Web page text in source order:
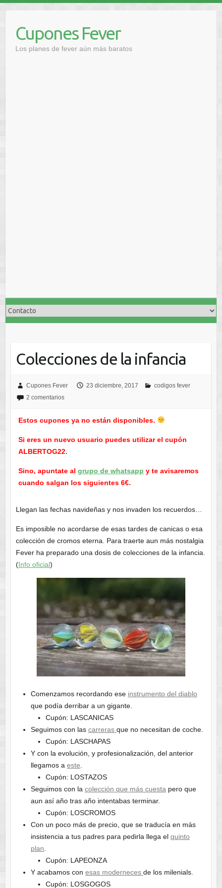
contenidoCupones Fever
Los planes de fever aún más baratos
Colecciones de la infancia
Cupones Fever 23 diciembre, 2017
codigos fever
2 comentarios
Estos cupones ya no están disponibles.
Si eres un nuevo usuario puedes utilizar el cupón
ALBERTOG22.
Sino, apuntate al grupo de whatsapp y te avisaremos
cuando salgan los siguientes 6€.
Llegan las fechas navideñas y nos invaden los recuerdos…
Es imposible no acordarse de esas tardes de canicas o esa
colección de cromos eterna. Para traerte aun más nostalgia
Fever ha preparado una dosis de colecciones de la infancia.
(Info oficial)
Comenzamos recordando ese instrumento del diablo
que podía derribar a un gigante.
Cupón: LASCANICAS
Seguimos con las carreras que no necesitan de coche.
Cupón: LASCHAPAS
Y con la evolución, y profesionalización, del anterior
llegamos a este
Cupón: LOSTAZOS
Seguimos con la colección que más cuesta pero que
aun así año tras año intentabas terminar.
Cupón: LOSCROMOS
Con un poco más de precio, que se traducía en más
insistencia a tus padres para pedirla llega el quinto
plan
Cupón: LAPEONZA
Y acabamos con esas moderneces de los milenials.
Cupón: LOSGOGOS